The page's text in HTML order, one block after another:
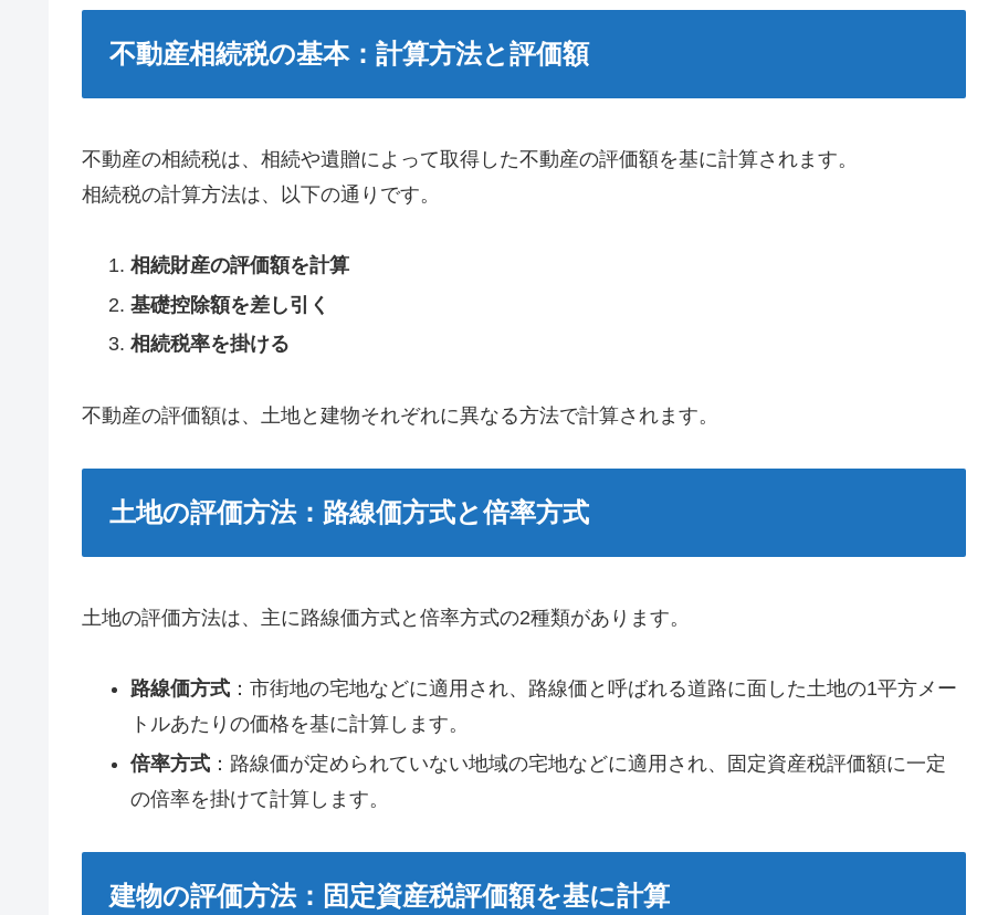
不動産相続税の基本：計算方法と評価額
不動産の相続税は、相続や遺贈によって取得した不動産の評価額を基に計算されます。
相続税の計算方法は、以下の通りです。
相続財産の評価額を計算
基礎控除額を差し引く
相続税率を掛ける
不動産の評価額は、土地と建物それぞれに異なる方法で計算されます。
土地の評価方法：路線価方式と倍率方式
土地の評価方法は、主に路線価方式と倍率方式の2種類があります。
路線価方式：市街地の宅地などに適用され、路線価と呼ばれる道路に面した土地の1平方メー
トルあたりの価格を基に計算します。
倍率方式：路線価が定められていない地域の宅地などに適用され、固定資産税評価額に一定
の倍率を掛けて計算します。
建物の評価方法：固定資産税評価額を基に計算